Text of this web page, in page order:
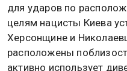
для ударов по
целям нацисты Киева
Херсонщине и
расположены
активно использует